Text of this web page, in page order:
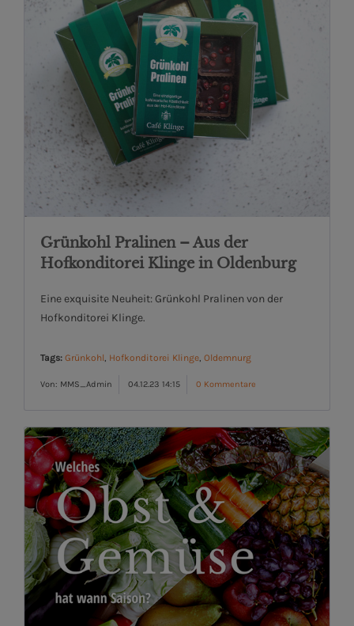
Grünkohl Pralinen – Aus der
Hofkonditorei Klinge in Oldenburg
Eine exquisite Neuheit: Grünkohl Pralinen von der
Hofkonditorei Klinge.
Tags: Grünkohl, Hofkonditorei Klinge, Oldemnurg
Von: MMS_Admin 04.12.23 14:15 0 Kommentare